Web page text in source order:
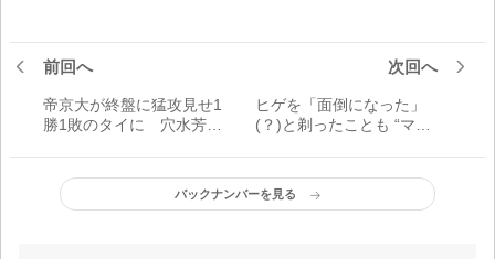
前回へ
帝京大が終盤に猛攻見せ1
勝1敗のタイに 穴水芳喜
にわたり活躍【首都大学
リポート】
次回へ
ヒゲを「面倒になった」
(？)と剃ったことも “マリ
た大洋のポンセ【愛すべ
き助っ人たち】
バックナンバーを見る